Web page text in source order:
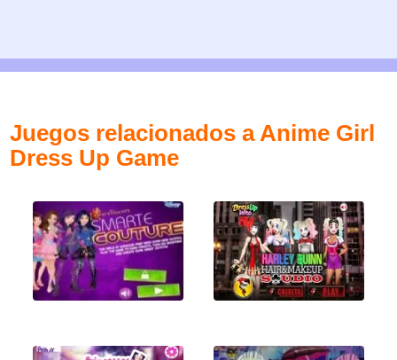
Juegos relacionados a Anime Girl
Dress Up Game